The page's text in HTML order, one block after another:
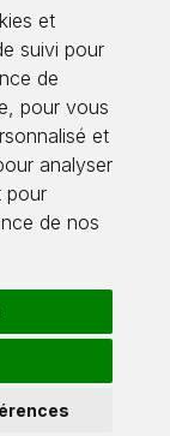
et
suivi pour
de
pour vous
et
analyser
pour
de nos